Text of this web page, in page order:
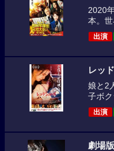
2020
本。
出演
レッ
娘と2
子ボ
出演
劇場